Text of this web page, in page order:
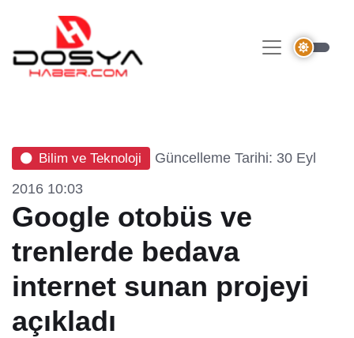
Bilim ve Teknoloji
Güncelleme Tarihi: 30 Eyl
2016 10:03
Google otobüs ve
trenlerde bedava
internet sunan projeyi
açıkladı